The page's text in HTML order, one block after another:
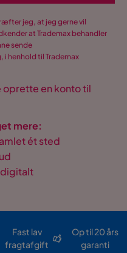
jeg, at jeg gerne vil
at Trademax behandler
sende
henhold til Trademax
oprette en konto til
mere:
ét sted
Fast lav
fragtafgift
Op til 20 års
garanti